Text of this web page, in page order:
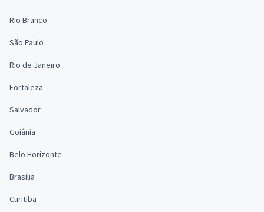
Rio Branco
São Paulo
Rio de Janeiro
Fortaleza
Salvador
Goiânia
Belo Horizonte
Brasília
Curitiba